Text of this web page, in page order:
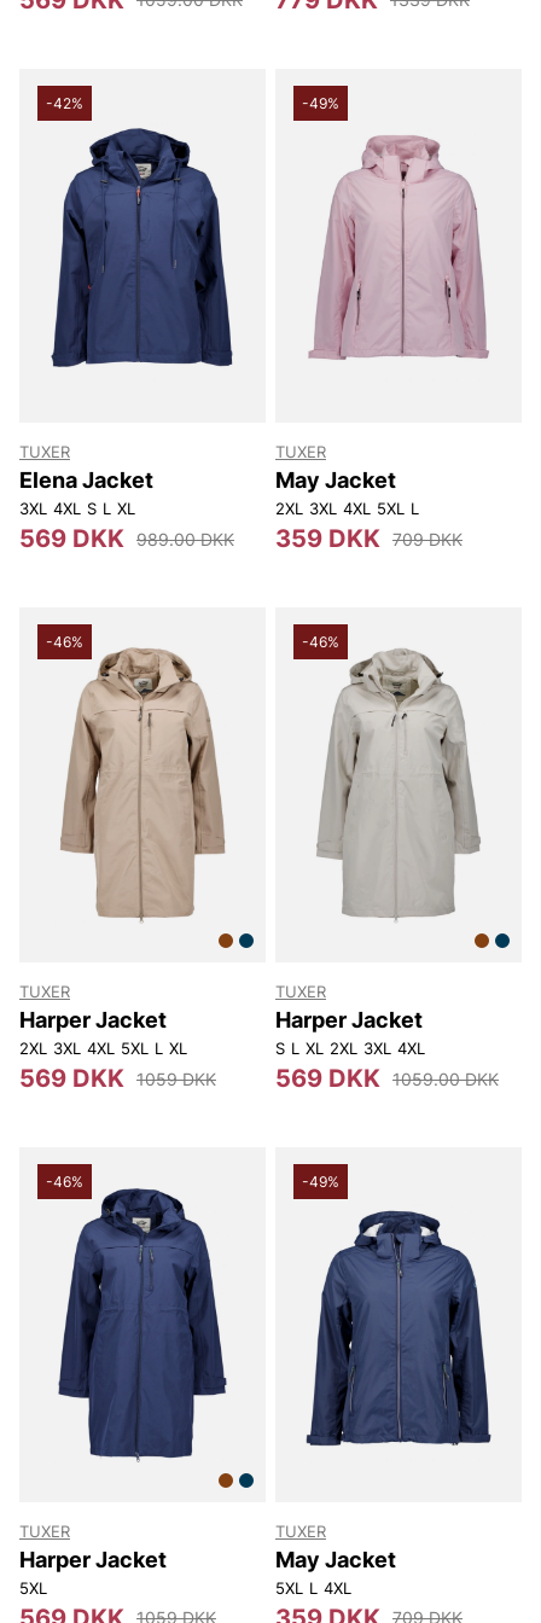
-42%
TUXER
Elena Jacket
3XL 4XL S L XL
569 DKK 989.00 DKK
-49%
TUXER
May Jacket
2XL 3XL 4XL 5XL L
359 DKK 709 DKK
-46%
TUXER
Harper Jacket
2XL 3XL 4XL 5XL L XL
569 DKK 1059 DKK
-46%
TUXER
Harper Jacket
S L XL 2XL 3XL 4XL
569 DKK 1059.00 DKK
-46%
TUXER
Harper Jacket
5XL
1059 DKK
-49%
TUXER
May Jacket
5XL L 4XL
709 DKK